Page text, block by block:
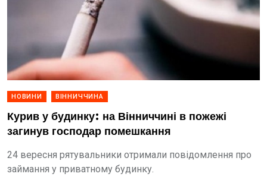
НОВИНИ ВІННИЧЧИНА
Курив у будинку: на Вінниччині в пожежі
загинув господар помешкання
24 вересня рятувальники отримали повідомлення про
займання у привaтному будинку.